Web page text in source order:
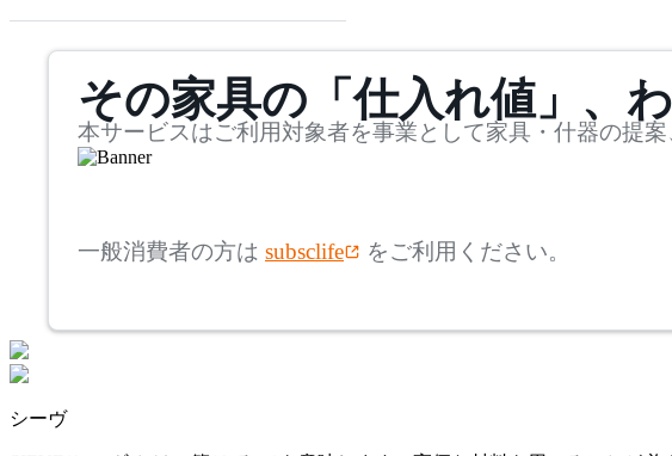
アダルトータルインテリ
アコレクション
AINX
mm
検索
~
~
その家具の「仕入れ値」、わ
本サービスはご利用対象者を事業として家具・什器の提
一般消費者の方は subsclife をご利用ください。
シーヴ